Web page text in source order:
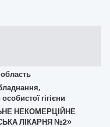
область
гігієни
НЕКОМЕРЦІЙНЕ
ЛІКАРНЯ №2»